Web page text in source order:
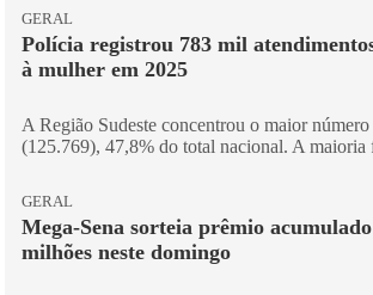
GERAL
Polícia registrou 783 mil
à mulher em 2025
A Região Sudeste concentrou o maior
(125.769), 47,8% do total nacional. A maioria
GERAL
Mega-Sena sorteia prêmio
milhões neste domingo